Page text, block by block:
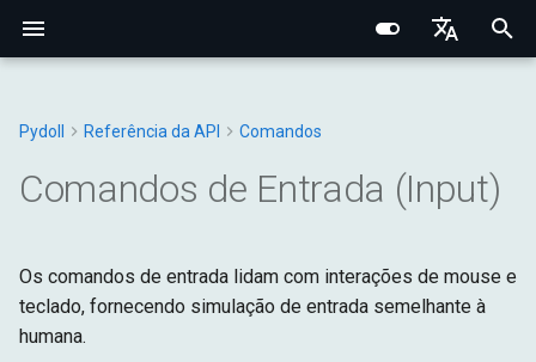
中文
n
l
Data Extraction
Automação
Controle do Mouse
Requisições HTTP no
Contexto do Navegador
Cookies e Sessões
Configuração de Proxy
Comportamental
Conexões Remotas
Sistema de Tipos Python
Domínio do WebElement
Rede e Segurança Proxies SOCKS
Fingerprinting
Fingerprinting
Comportamental
Opções
Aba
Mixins InputCommands
DOM
Fetch
Utilitários
Pydoll Referência da API Comandos
Comandos de Entrada (Input)
Os comandos de entrada lidam com interações de mouse e
teclado, fornecendo simulação de entrada semelhante à
humana.